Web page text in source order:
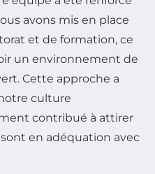
avons mis en place
et de formation, ce
un environnement de
Cette approche a
culture
contribué à attirer
en adéquation avec